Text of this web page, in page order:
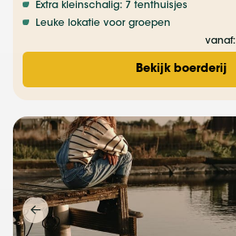
Extra kleinschalig: 7 tenthuisjes
Leuke lokatie voor groepen
vanaf:
Bekijk boerderij